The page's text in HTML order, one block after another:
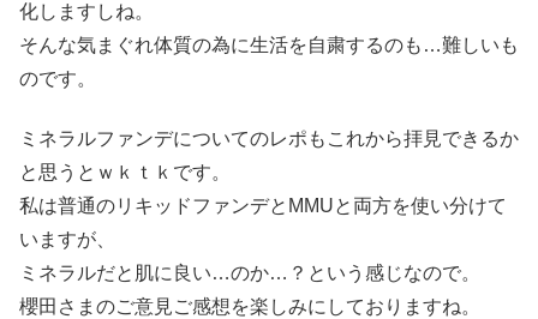
化しますしね。
そんな気まぐれ体質の為に生活を自粛するのも…難しいも
のです。
ミネラルファンデについてのレポもこれから拝見できるか
と思うとｗｋｔｋです。
私は普通のリキッドファンデとMMUと両方を使い分けて
いますが、
ミネラルだと肌に良い…のか…？という感じなので。
櫻田さまのご意見ご感想を楽しみにしておりますね。